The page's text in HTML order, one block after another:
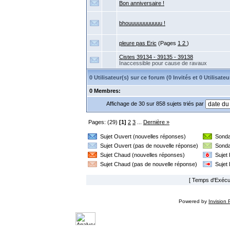
Bon anniversaire !
bhouuuuuuuuuuu !
pleure pas Eric (Pages 1 2 )
Cistes 39134 - 39135 - 39138
Inaccessible pour cause de ravaux
0 Utilisateur(s) sur ce forum (0 Invités et 0
0 Membres:
Affichage de 30 sur 858 sujets triés par
Pages: (29) [1] 2 3 Dernière »
Sujet Ouvert (nouvelles réponses)
Sujet Ouvert (pas de nouvelle réponse)
Sujet Chaud (nouvelles réponses)
Sujet
Sujet Chaud (pas de nouvelle réponse)
Sujet
[ Temps
Powered by Invision